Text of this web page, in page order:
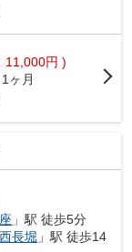
11,000円 )
1ヶ月
」駅 徒歩5分
西長堀 」駅 徒歩14